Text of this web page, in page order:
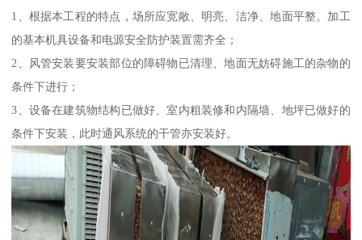
1、根据本工程的特点，场所应宽敞、明亮、洁净、地面平整。加工
的基本机具设备和电源安全防护装置需齐全；
2、风管安装要安装部位的障碍物已清理、地面无妨碍施工的杂物的
条件下进行；
3、设备在建筑物结构已做好、室内粗装修和内隔墙、地坪已做好的
条件下安装，此时通风系统的干管亦安装好。